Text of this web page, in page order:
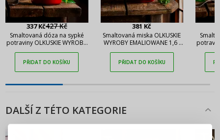
337 Kč427 Kč
Smaltovaná dóza na sypké
potraviny OLKUSKIE WYROBY
PŘIDAT DO KOŠÍKU
381 Kč
Smaltovaná miska OLKUSKIE
WYROBY EMALIOWANE 1,6 l
PŘIDAT DO KOŠÍKU
DALŠÍ Z TÉTO KATEGORIE